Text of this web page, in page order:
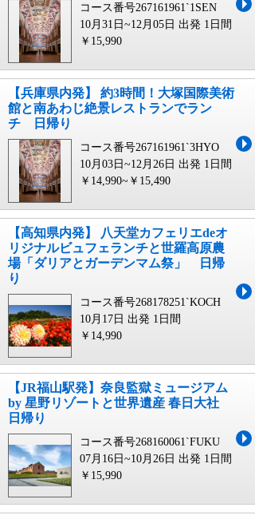
コース番号267161961`1SEN
10月31日~12月05日 出発 1日間
￥15,990
【兵庫県内発】 約3時間！大塚国際美術
館と南あわじ絶景レストランでラン
チ 日帰り
コース番号267161961`3HYO
10月03日~12月26日 出発 1日間
￥14,990~￥15,490
【高知県内発】 八天堂カフェリエdeオ
リジナルビュフェランチと世羅高原農
場「ダリアとガーデンマム祭」 日帰
り
コース番号268178251`KOCH
10月17日 出発 1日間
￥14,990
【JR福山駅発】奈良監獄ミュージアム
by 星野リゾートと世界遺産 春日大社
日帰り
コース番号268160061`FUKU
07月16日~10月26日 出発 1日間
￥15,990